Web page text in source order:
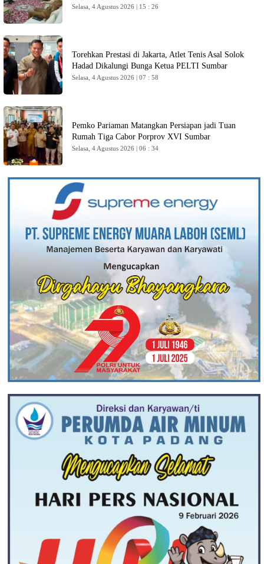
Selasa, 4 Agustus 2026 | 15 : 26
Torehkan Prestasi di Jakarta, Atlet Tenis Asal Solok
Hadad Dikalungi Bunga Ketua PELTI Sumbar
Selasa, 4 Agustus 2026 | 07 : 58
Pemko Pariaman Matangkan Persiapan jadi Tuan
Rumah Tiga Cabor Porprov XVI Sumbar
Selasa, 4 Agustus 2026 | 06 : 34